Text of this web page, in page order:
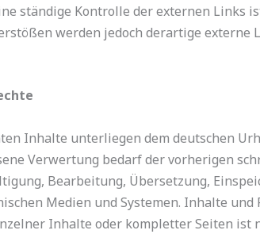
ständige Kontrolle der externen
werden jedoch derartige externe
Inhalte unterliegen dem deutschen
Verwertung bedarf der vorherigen
Bearbeitung, Übersetzung,
Medien und Systemen. Inhalte
Inhalte oder kompletter Seiten